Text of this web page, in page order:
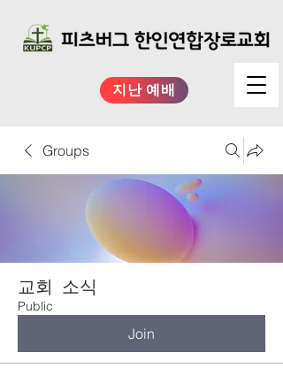
지난 예배
Groups
교회 소식
Public
Join